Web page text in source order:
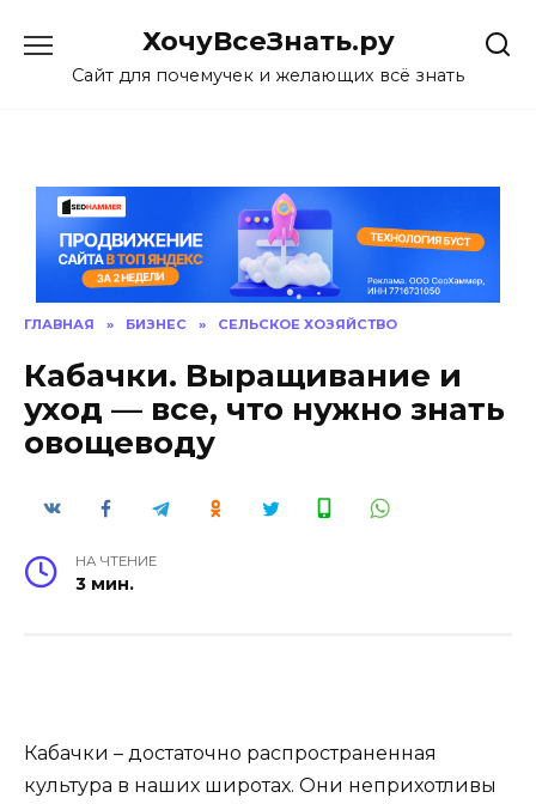
content
ХочуВсеЗнать.ру
Сайт для почемучек и желающих всё знать
ГЛАВНАЯ » БИЗНЕС » СЕЛЬСКОЕ ХОЗЯЙСТВО
Кабачки. Выращивание и
уход — все, что нужно знать
овощеводу
НА ЧТЕНИЕ
3 мин.
Кабачки – достаточно распространенная
культура в наших широтах. Они неприхотливы